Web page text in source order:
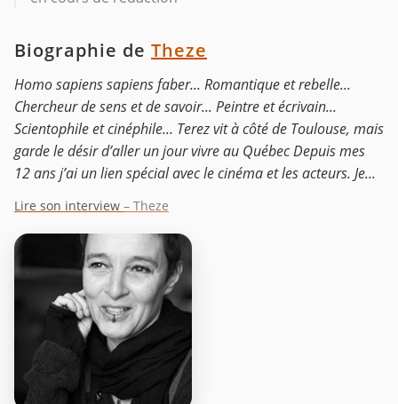
Biographie de Theze
Homo sapiens sapiens faber... Romantique et rebelle...
Chercheur de sens et de savoir... Peintre et écrivain...
Scientophile et cinéphile... Terez vit à côté de Toulouse, mais
garde le désir d’aller un jour vivre au Québec Depuis mes
12 ans j’ai un lien spécial avec le cinéma et les acteurs. Je...
Lire son interview – Theze